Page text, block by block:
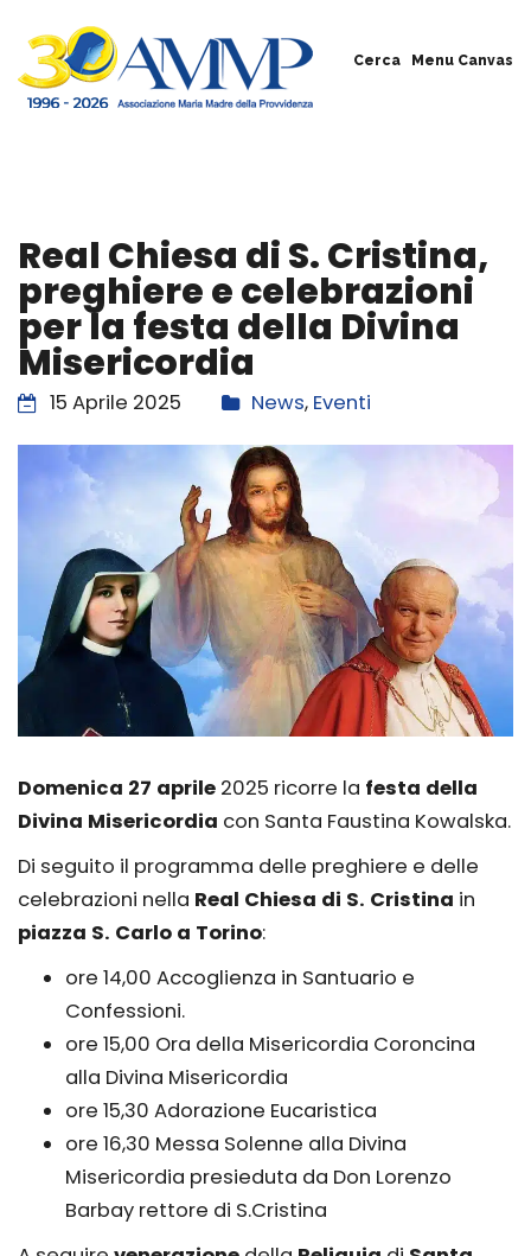
Cerca Menu Canvas
Real Chiesa di S. Cristina,
preghiere e celebrazioni
per la festa della Divina
Misericordia
15 Aprile 2025 News, Eventi
Domenica 27 aprile 2025 ricorre la festa della
Divina Misericordia con Santa Faustina Kowalska.
Di seguito il programma delle preghiere e delle
celebrazioni nella Real Chiesa di S. Cristina in
piazza S. Carlo a Torino:
ore 14,00 Accoglienza in Santuario e
Confessioni.
ore 15,00 Ora della Misericordia Coroncina
alla Divina Misericordia
ore 15,30 Adorazione Eucaristica
ore 16,30 Messa Solenne alla Divina
Misericordia presieduta da Don Lorenzo
Barbay rettore di S.Cristina